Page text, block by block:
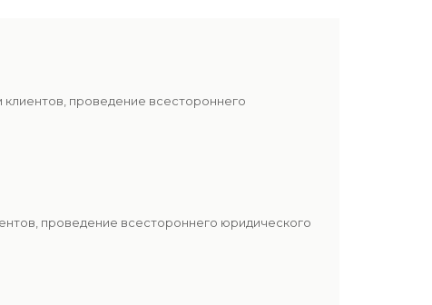
проведение всестороннего
проведение всестороннего юридического